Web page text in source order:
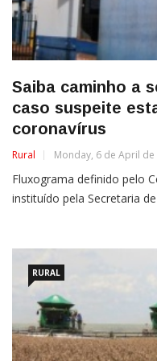
Saiba caminho a
caso suspeite
coronavírus
Rural Monday, 6 de April de
Fluxograma definido pelo
instituído pela Secretaria
RURAL